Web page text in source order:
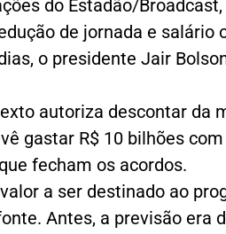
do Estadão/
de jornada e
o presidente Jair
autoriza descontar da
gastar R$ 10 bilhões
fecham os acordos.
a ser destinado ao
Antes, a previsão era